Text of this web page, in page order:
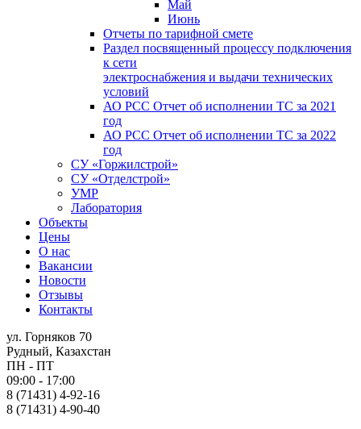
Май
Июнь
Отчеты по тарифной смете
Раздел посвященный процессу подключения
к сети
электроснабжения и выдачи технических
условий
АО РСС Отчет об исполнении ТС за 2021
год
АО РСС Отчет об исполнении ТС за 2022
год
СУ «Горжилстрой»
СУ «Отделстрой»
УМР
Лаборатория
Объекты
Цены
О нас
Вакансии
Новости
Отзывы
Контакты
ул. Горняков 70
Рудный, Казахстан
ПН - ПТ
09:00 - 17:00
8 (71431) 4-92-16
8 (71431) 4-90-40